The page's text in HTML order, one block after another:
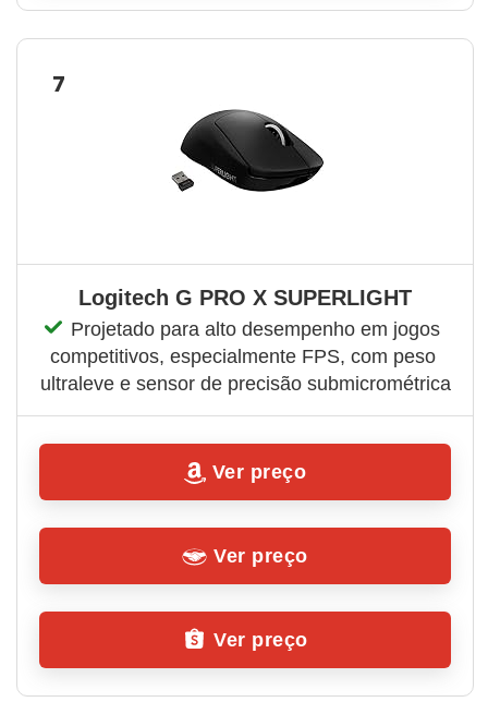
7
Logitech G PRO X SUPERLIGHT
Projetado para alto desempenho em jogos
competitivos, especialmente FPS, com peso
ultraleve e sensor de precisão submicrométrica
Ver preço
Ver preço
Ver preço